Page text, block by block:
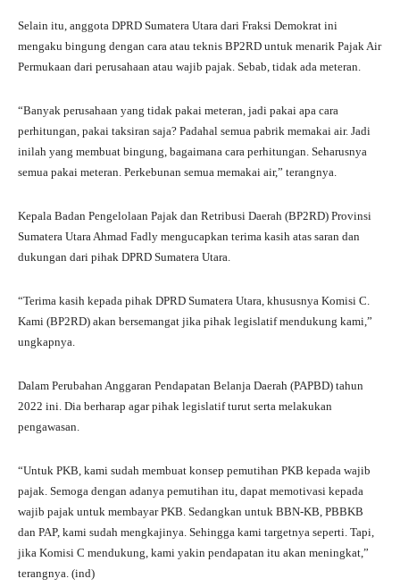
Selain itu, anggota DPRD Sumatera Utara dari Fraksi Demokrat ini
mengaku bingung dengan cara atau teknis BP2RD untuk menarik Pajak Air
Permukaan dari perusahaan atau wajib pajak. Sebab, tidak ada meteran.
“Banyak perusahaan yang tidak pakai meteran, jadi pakai apa cara
perhitungan, pakai taksiran saja? Padahal semua pabrik memakai air. Jadi
inilah yang membuat bingung, bagaimana cara perhitungan. Seharusnya
semua pakai meteran. Perkebunan semua memakai air,” terangnya.
Kepala Badan Pengelolaan Pajak dan Retribusi Daerah (BP2RD) Provinsi
Sumatera Utara Ahmad Fadly mengucapkan terima kasih atas saran dan
dukungan dari pihak DPRD Sumatera Utara.
“Terima kasih kepada pihak DPRD Sumatera Utara, khususnya Komisi C.
Kami (BP2RD) akan bersemangat jika pihak legislatif mendukung kami,”
ungkapnya.
Dalam Perubahan Anggaran Pendapatan Belanja Daerah (PAPBD) tahun
2022 ini. Dia berharap agar pihak legislatif turut serta melakukan
pengawasan.
“Untuk PKB, kami sudah membuat konsep pemutihan PKB kepada wajib
pajak. Semoga dengan adanya pemutihan itu, dapat memotivasi kepada
wajib pajak untuk membayar PKB. Sedangkan untuk BBN-KB, PBBKB
dan PAP, kami sudah mengkajinya. Sehingga kami targetnya seperti. Tapi,
jika Komisi C mendukung, kami yakin pendapatan itu akan meningkat,”
terangnya. (ind)